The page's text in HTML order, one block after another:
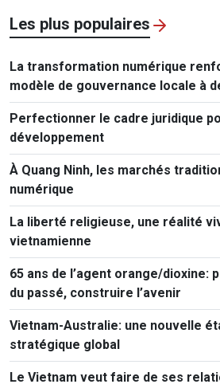
Les plus populaires
La transformation numérique
modèle de gouvernance locale à
Perfectionner le cadre juridique
développement
À Quang Ninh, les marchés
numérique
La liberté religieuse, une réalité
vietnamienne
65 ans de l’agent orange/dioxine:
du passé, construire l’avenir
Vietnam-Australie: une nouvelle
stratégique global
Le Vietnam veut faire de ses